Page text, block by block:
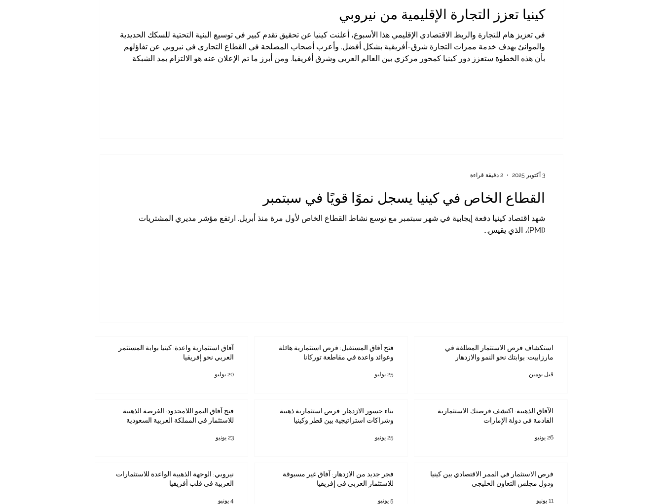
كينيا تعزز التجارة الإقليمية من نيروبي
في تعزيز هام للتجارة والربط الاقتصادي الإقليمي هذا الأسبوع، أعلنت كينيا عن تحقيق تقدم كبير في توسيع البنية التحتية للسكك الحديدية
والموانئ بهدف خدمة ممرات التجارة شرق-أفريقية بشكل أفضل. وأعرب أصحاب المصلحة في القطاع التجاري في نيروبي عن تفاؤلهم
بأن هذه الخطوة ستعزز دور كينيا كمحور مركزي بين العالم العربي وشرق أفريقيا. ومن أبرز ما تم الإعلان عنه هو الالتزام بمد الشبكة
القطاع الخاص في كينيا يسجل نموًا قويًا في سبتمبر
شهد اقتصاد كينيا دفعة إيجابية في شهر سبتمبر مع توسع نشاط القطاع الخاص لأول مرة منذ أبريل. ارتفع مؤشر مديري المشتريات
(PMI)، الذي يقيس...
3 أكتوبر 2025 2 دقيقة قراءة
استكشاف فرص الاستثمار المطلقة في
مارزابيت: بوابتك نحو النمو والازدهار
قبل يومين
فتح آفاق المستقبل: فرص استثمارية هائلة
وعوائد واعدة في مقاطعة توركانا
25 يوليو
آفاق استثمارية واعدة: كينيا بوابة المستثمر
العربي نحو إفريقيا
20 يوليو
الآفاق الذهبية: اكتشف فرصتك الاستثمارية
القادمة في دولة الإمارات
26 يونيو
بناء جسور الازدهار: فرص استثمارية ذهبية
وشراكات استراتيجية بين قطر وكينيا
25 يونيو
فتح آفاق النمو اللامحدود: الفرصة الذهبية
للاستثمار في المملكة العربية السعودية
23 يونيو
فرص الاستثمار في الممر الاقتصادي بين كينيا
ودول مجلس التعاون الخليجي
11 يونيو
فجر جديد من الازدهار: آفاق غير مسبوقة
للاستثمار العربي في إفريقيا
5 يونيو
نيروبي: الوجهة الذهبية الواعدة للاستثمارات
العربية في قلب أفريقيا
4 يونيو